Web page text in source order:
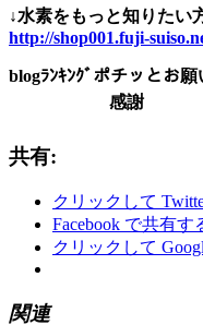
↓水素をもっと知りたい
http://shop001.fuji-
blogﾗﾝｷﾝｸﾞポチッとお願
感謝
共有:
クリックして
Facebook で共有
クリックして
関連